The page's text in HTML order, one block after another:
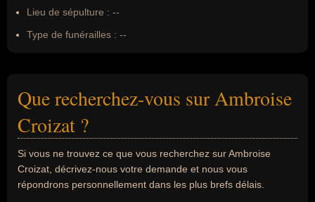
Lieu de sépulture : --
Type de funérailles : --
Que recherchez-vous sur Ambroise
Croizat ?
Si vous ne trouvez ce que vous recherchez sur Ambroise
Croizat, décrivez-nous votre demande et nous vous
répondrons personnellement dans les plus brefs délais.